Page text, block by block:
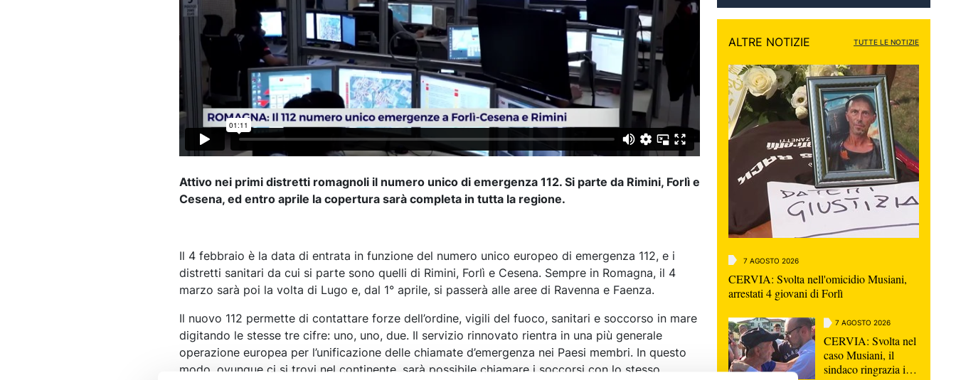
Attivo nei primi distretti romagnoli il numero unico di emergenza 112. Si parte da Rimini, Forlì e
Cesena, ed entro aprile la copertura sarà completa in tutta la regione.
Il 4 febbraio è la data di entrata in funzione del numero unico europeo di emergenza 112, e i
distretti sanitari da cui si parte sono quelli di Rimini, Forlì e Cesena. Sempre in Romagna, il 4
marzo sarà poi la volta di Lugo e, dal 1° aprile, si passerà alle aree di Ravenna e Faenza.
Il nuovo 112 permette di contattare forze dell’ordine, vigili del fuoco, sanitari e soccorso in mare
digitando le stesse tre cifre: uno, uno, due. Il servizio rinnovato rientra in una più generale
operazione europea per l’unificazione delle chiamate d’emergenza nei Paesi membri. In questo
modo, ovunque ci si trovi nel continente, sarà possibile chiamare i soccorsi con lo stesso
ALTRE NOTIZIE TUTTE LE NOTIZIE
7 AGOSTO 2026
CERVIA: Svolta nell'omicidio Musiani,
arrestati 4 giovani di Forlì
7 AGOSTO 2026
CERVIA: Svolta nel
caso Musiani, il
sindaco ringrazia i